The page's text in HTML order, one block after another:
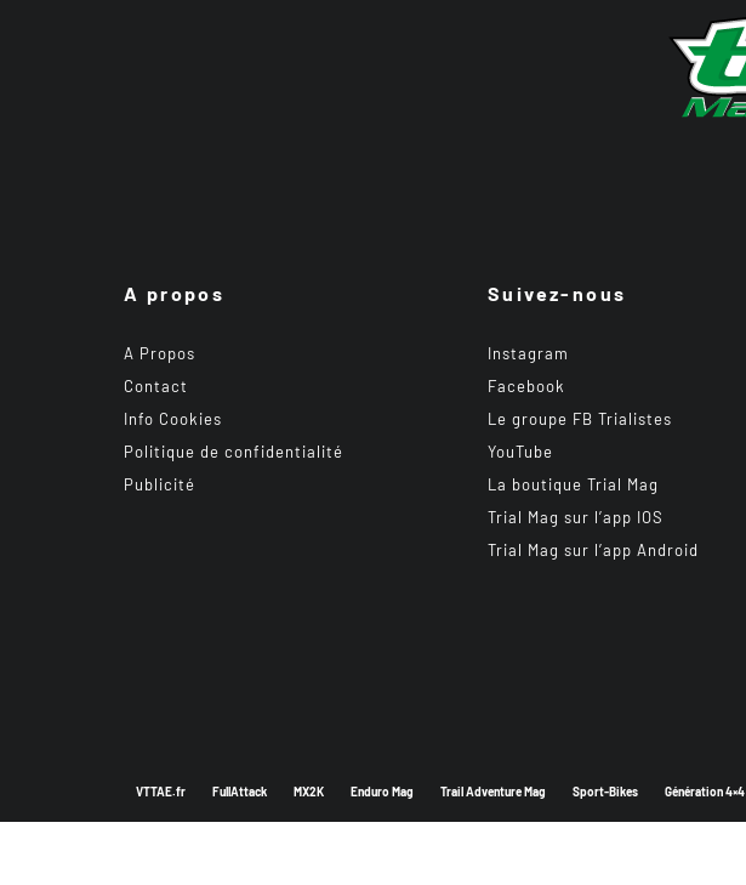
A propos
A Propos
Contact
Info Cookies
Politique de confidentialité
Publicité
Suivez-nous
Instagram
Facebook
Le groupe FB Trialistes
YouTube
La boutique Trial Mag
Trial Mag sur l’app IOS
Trial Mag sur l’app Android
VTTAE.fr FullAttack MX2K Enduro Mag Trail Adventure Mag Sport-Bikes Génération 4×4